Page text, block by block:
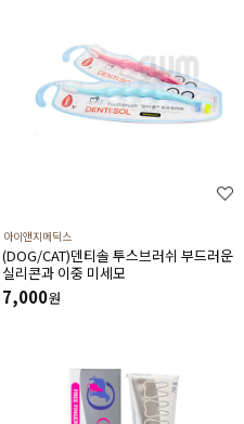
아이앤지메딕스
(DOG/CAT)덴티솔 투스브러쉬 부드러운
실리콘과 이중 미세모
7,000원